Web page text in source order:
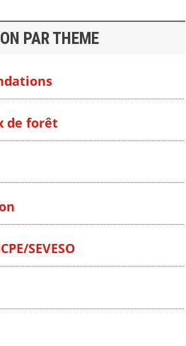
PAR THEME
de forêt
SEVESO